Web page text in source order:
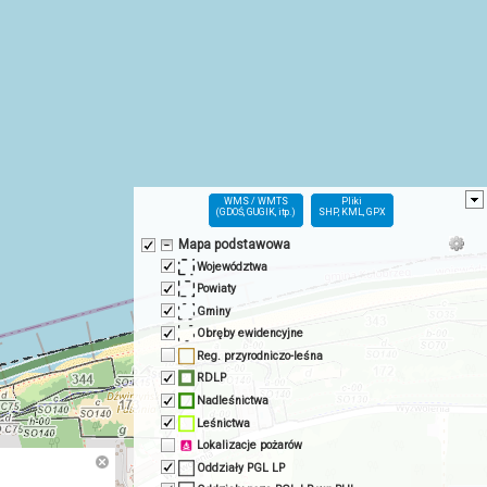
WMS / WMTS
(GDOŚ, GUGIK, itp.)
Pliki
SHP, KML, GPX
Mapa podstawowa
Województwa
Powiaty
Gminy
Obręby ewidencyjne
Reg. przyrodniczo-leśna
RDLP
Nadleśnictwa
Leśnictwa
Lokalizacje pożarów
Oddziały PGL LP